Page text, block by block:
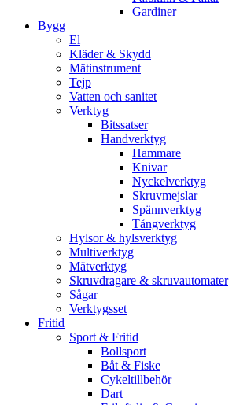
Gardiner
Bygg
El
Kläder & Skydd
Mätinstrument
Tejp
Vatten och sanitet
Verktyg
Bitssatser
Handverktyg
Hammare
Knivar
Nyckelverktyg
Skruvmejslar
Spännverktyg
Tångverktyg
Hylsor & hylsverktyg
Multiverktyg
Mätverktyg
Skruvdragare & skruvautomater
Sågar
Verktygsset
Fritid
Sport & Fritid
Bollsport
Båt & Fiske
Cykeltillbehör
Dart